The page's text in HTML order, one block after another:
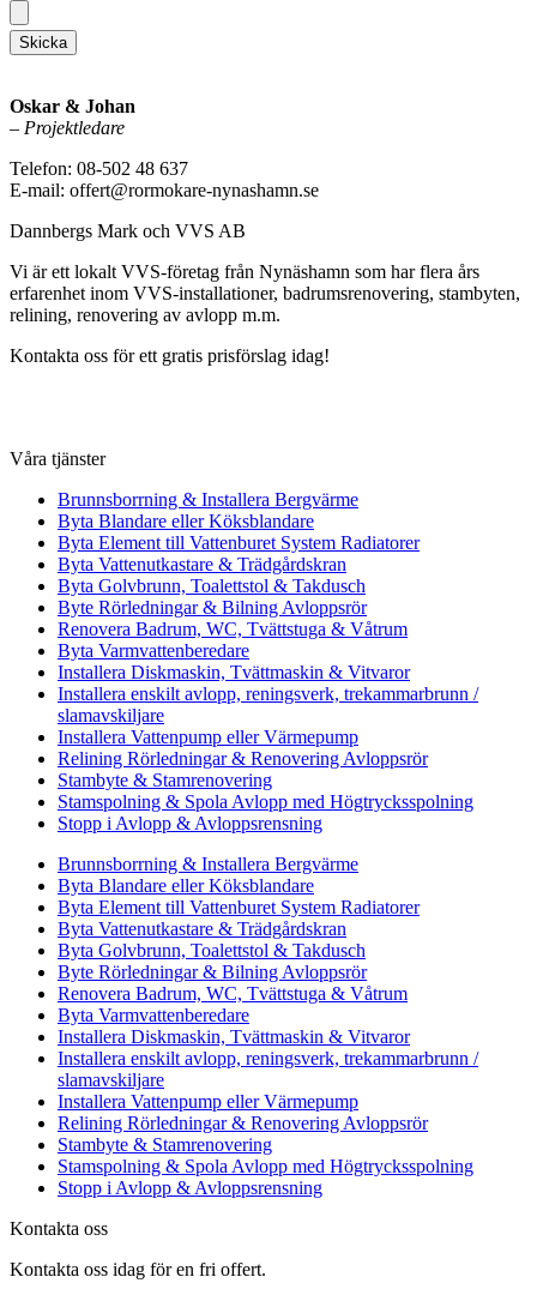
Skicka
Oskar & Johan
– Projektledare
Telefon: 08-502 48 637
E-mail: offert@rormokare-nynashamn.se
Dannbergs Mark och VVS AB
Vi är ett lokalt VVS-företag från Nynäshamn som har flera års
erfarenhet inom VVS-installationer, badrumsrenovering, stambyten,
relining, renovering av avlopp m.m.
Kontakta oss för ett gratis prisförslag idag!
Våra tjänster
Brunnsborrning & Installera Bergvärme
Byta Blandare eller Köksblandare
Byta Element till Vattenburet System Radiatorer
Byta Vattenutkastare & Trädgårdskran
Byta Golvbrunn, Toalettstol & Takdusch
Byte Rörledningar & Bilning Avloppsrör
Renovera Badrum, WC, Tvättstuga & Våtrum
Byta Varmvattenberedare
Installera Diskmaskin, Tvättmaskin & Vitvaror
Installera enskilt avlopp, reningsverk, trekammarbrunn /
slamavskiljare
Installera Vattenpump eller Värmepump
Relining Rörledningar & Renovering Avloppsrör
Stambyte & Stamrenovering
Stamspolning & Spola Avlopp med Högtrycksspolning
Stopp i Avlopp & Avloppsrensning
Brunnsborrning & Installera Bergvärme
Byta Blandare eller Köksblandare
Byta Element till Vattenburet System Radiatorer
Byta Vattenutkastare & Trädgårdskran
Byta Golvbrunn, Toalettstol & Takdusch
Byte Rörledningar & Bilning Avloppsrör
Renovera Badrum, WC, Tvättstuga & Våtrum
Byta Varmvattenberedare
Installera Diskmaskin, Tvättmaskin & Vitvaror
Installera enskilt avlopp, reningsverk, trekammarbrunn /
slamavskiljare
Installera Vattenpump eller Värmepump
Relining Rörledningar & Renovering Avloppsrör
Stambyte & Stamrenovering
Stamspolning & Spola Avlopp med Högtrycksspolning
Stopp i Avlopp & Avloppsrensning
Kontakta oss
Kontakta oss idag för en fri offert.